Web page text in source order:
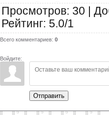
Просмотров: 30
Рейтинг: 5.0/1
Всего комментариев: 0
Войдите:
Отправить